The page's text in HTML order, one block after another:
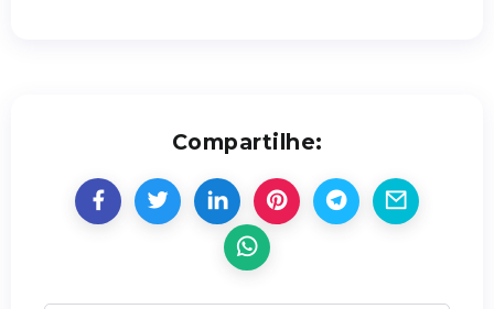
Compartilhe: